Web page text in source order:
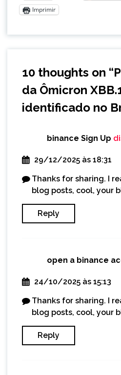
Imprimir
10 thoughts on “
da Ômicron
identificado no
binance Sign Up
29/12/2025 às 18:31
Thanks for sharing. I
blog posts, cool, your
Reply
open a binance
24/10/2025 às 15:13
Thanks for sharing. I
blog posts, cool, your
Reply